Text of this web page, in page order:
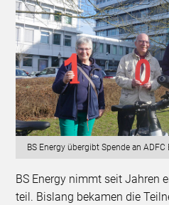
BS Energy übergibt Spende an
BS Energy nimmt seit Jahren
teil. Bislang bekamen die